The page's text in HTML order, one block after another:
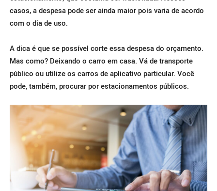
casos, a despesa pode ser ainda maior pois varia de acordo
com o dia de uso.
A dica é que se possível corte essa despesa do orçamento.
Mas como? Deixando o carro em casa. Vá de transporte
público ou utilize os carros de aplicativo particular. Você
pode, também, procurar por estacionamentos públicos.